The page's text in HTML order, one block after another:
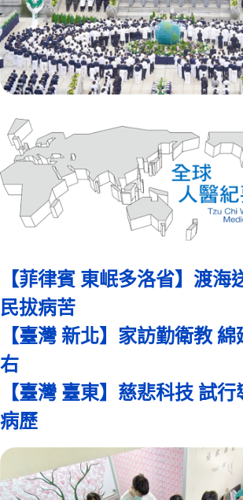
【菲律賓 東岷多洛省】渡海
民拔病苦
【臺灣 新北】家訪勤衛教
右
【臺灣 臺東】慈悲科技 試
病歷